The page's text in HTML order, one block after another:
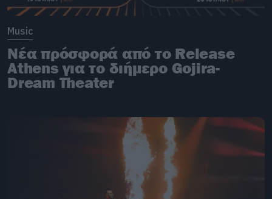
Music
Νέα πρόσφορά από το Release
Athens για το διήμερο Gojira-
Dream Theater